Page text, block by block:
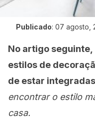
Publicado: 07 agosto,
No artigo seguinte,
estilos de
de estar integradas
encontrar o estilo
casa.